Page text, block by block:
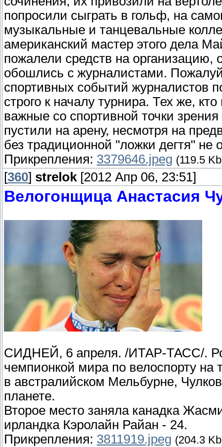
попросили сыграть в гольф, на
музыкальные и танцевальные
американский мастер этого дела
пожалели средств на
обошлись с журналистами.
спортивных событий журналистов
строго к началу турнира. Тех же,
важные со спортивной точки
пустили на арену, несмотря на
без традиционной "ложки дегтя" не
Прикрепления: 3379646.jpeg (119.5
[360] strelok [2012 Апр 06, 23:51]
Велогонщица Анастасия
СИДНЕЙ, 6 апреля. /ИТАР-ТАСС/.
чемпионкой мира по велоспорту
в австралийском Мельбурне,
планете.
Второе место заняла канадка
ирландка Кэролайн Райан - 24.
Прикрепления: 3811919.jpeg (204.3